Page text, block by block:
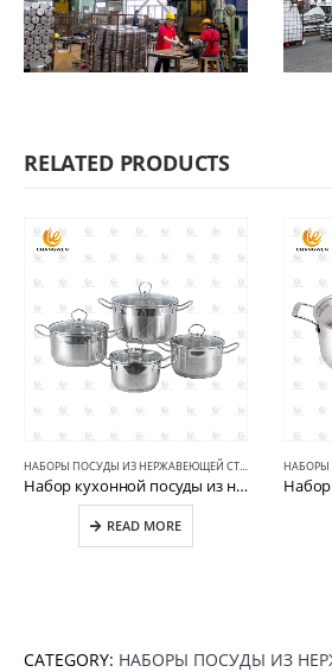
RELATED PRODUCTS
НАБОРЫ ПОСУДЫ ИЗ НЕРЖАВЕЮЩЕЙ СТАЛИ
Набор кухонной посуды из нержавеющей стали 8 предметов CW-B007-1
READ MORE
CATEGORY: НАБОРЫ ПОСУДЫ ИЗ